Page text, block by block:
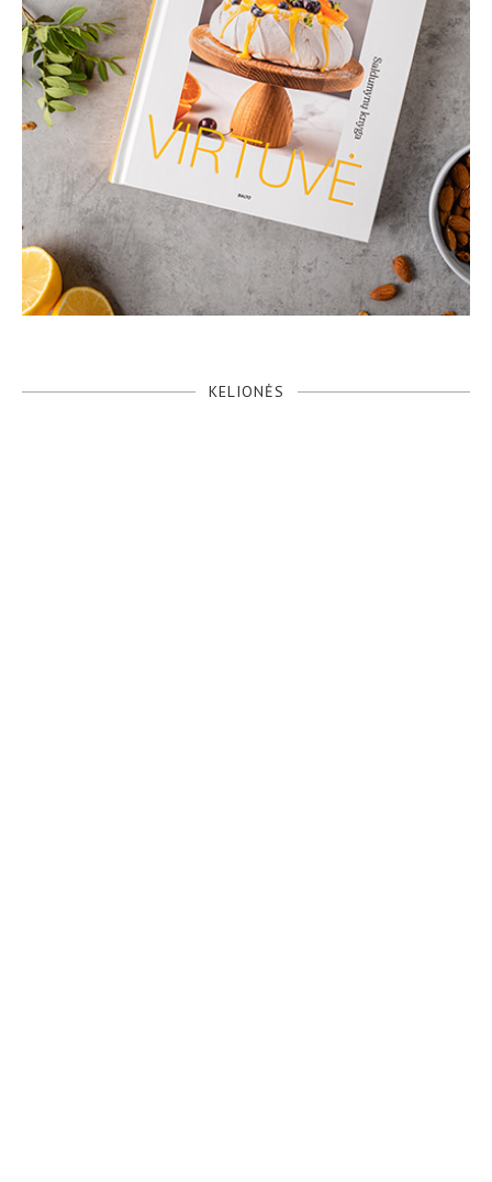
KELIONĖS